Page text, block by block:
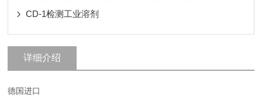
CD-1检测工业溶剂
详细介绍
德国进口